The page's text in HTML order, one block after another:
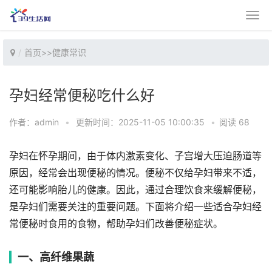
首页>>健康常识
孕妇经常便秘吃什么好
作者：admin • 更新时间：2025-11-05 10:00:35 • 阅读 68
孕妇在怀孕期间，由于体内激素变化、子宫增大压迫肠道等
原因，经常会出现便秘的情况。便秘不仅给孕妇带来不适，
还可能影响胎儿的健康。因此，通过合理饮食来缓解便秘，
是孕妇们需要关注的重要问题。下面将介绍一些适合孕妇经
常便秘时食用的食物，帮助孕妇们改善便秘症状。
一、高纤维果蔬